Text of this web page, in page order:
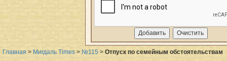
Главная > Мигдаль Times > №115 > Отпуск по семейным обстоятельствам